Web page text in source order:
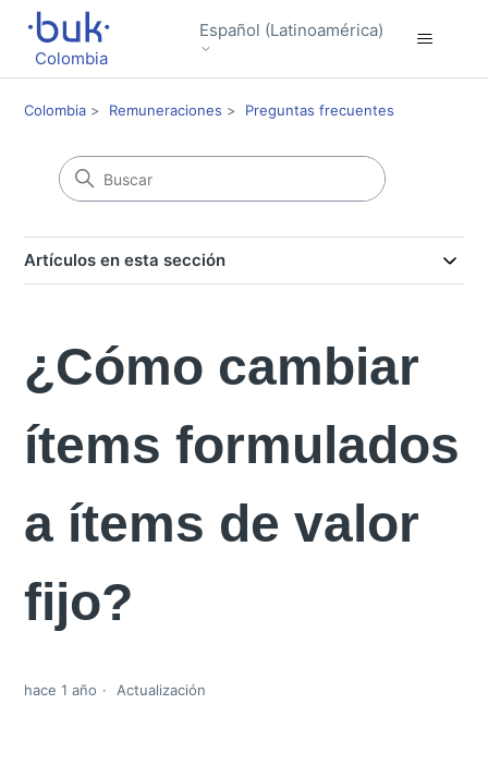
Colombia
Español (Latinoamérica)
Colombia Remuneraciones Preguntas frecuentes
Artículos en esta sección
¿Cómo cambiar
ítems formulados
a ítems de valor
fijo?
hace 1 año Actualización